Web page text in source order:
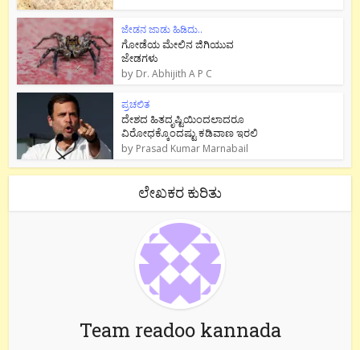
ಜೇಡನ ಜಾಡು ಹಿಡಿದು..
ಗೋಡೆಯ ಮೇಲಿನ ಜಿಗಿಯುವ
ಜೇಡಗಳು
by Dr. Abhijith A P C
ಪ್ರಚಲಿತ
ದೇಶದ ಹಿತದೃಷ್ಟಿಯಿಂದಲಾದರೂ
ವಿರೋಧಕ್ಕೊಂದಷ್ಟು ಕಡಿವಾಣ ಇರಲಿ
by Prasad Kumar Marnabail
ಲೇಖಕರ ಕುರಿತು
Team readoo kannada